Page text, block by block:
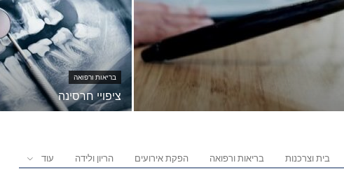
בריאות ורפואה
ציפויי חרסינה
בית וצרכנות בריאות ורפואה הפקת אירועים הריון ולידה עוד